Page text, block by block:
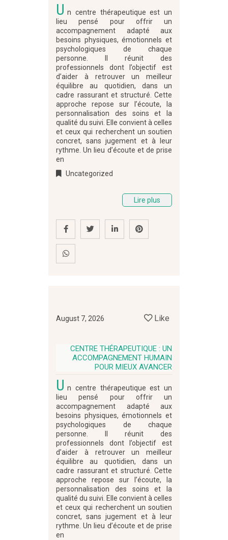
U n centre thérapeutique est un
lieu pensé pour offrir un
accompagnement adapté aux
besoins physiques, émotionnels et
psychologiques de chaque
personne. Il réunit des
professionnels dont l’objectif est
d’aider à retrouver un meilleur
équilibre au quotidien, dans un
cadre rassurant et structuré. Cette
approche repose sur l’écoute, la
personnalisation des soins et la
qualité du suivi. Elle convient à celles
et ceux qui recherchent un soutien
concret, sans jugement et à leur
rythme. Un lieu d’écoute et de prise
en
Uncategorized
Lire plus
August 7, 2026 Like
CENTRE THÉRAPEUTIQUE : UN
ACCOMPAGNEMENT HUMAIN
POUR MIEUX AVANCER
U n centre thérapeutique est un
lieu pensé pour offrir un
accompagnement adapté aux
besoins physiques, émotionnels et
psychologiques de chaque
personne. Il réunit des
professionnels dont l’objectif est
d’aider à retrouver un meilleur
équilibre au quotidien, dans un
cadre rassurant et structuré. Cette
approche repose sur l’écoute, la
personnalisation des soins et la
qualité du suivi. Elle convient à celles
et ceux qui recherchent un soutien
concret, sans jugement et à leur
rythme. Un lieu d’écoute et de prise
en